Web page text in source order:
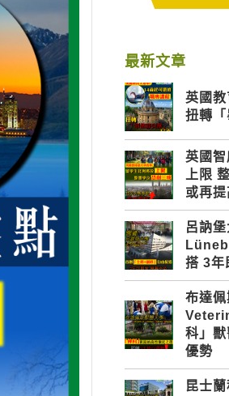
最新文章
英國
扭轉
英國
上限
或再提
呂訥
搭 3年
布達
科」
優勢
昆士